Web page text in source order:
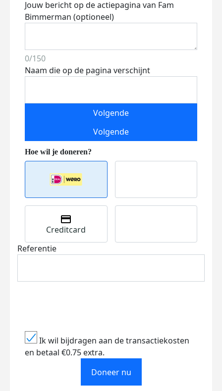
Jouw bericht op de actiepagina van Fam
Bimmerman (optioneel)
0/150
Naam die op de pagina verschijnt
Volgende
Volgende
Creditcard
Referentie
Ik wil bijdragen aan de transactiekosten
en betaal €0.75 extra.
Doneer nu